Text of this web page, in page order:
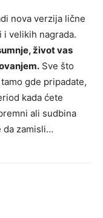
nova verzija lične
i velikih nagrada.
život vas
Sve što
gde pripadate,
kada ćete
ali sudbina
da zamisli…